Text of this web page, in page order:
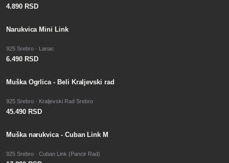
4.890 RSD
Narukvica Mini Link
925 Srebro · Lanac
6.490 RSD
Muška Ogrlica - Beli Kraljevski rad
925 Srebro · Kraljevski Rad Srebro
45.490 RSD
Muška narukvica - Cuban Link M
925 Srebro · Cuban Link (Pancir Rad)